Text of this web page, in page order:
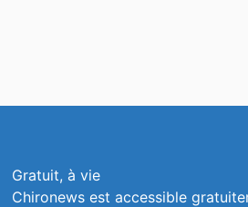
Gratuit, à vie
Chironews est accessible